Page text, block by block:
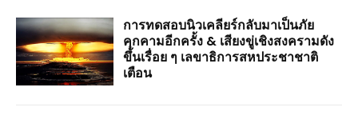
การทดสอบนิวเคลียร์กลับมาเป็นภัย
คุกคามอีกครั้ง & เสียงขู่เชิงสงครามดัง
ขึ้นเรื่อย ๆ เลขาธิการสหประชาชาติ
เตือน